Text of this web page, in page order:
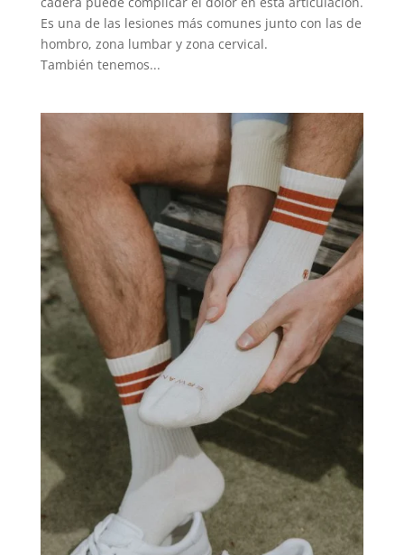
Es una de las lesiones más comunes junto con las de
hombro, zona lumbar y zona cervical.
También tenemos...